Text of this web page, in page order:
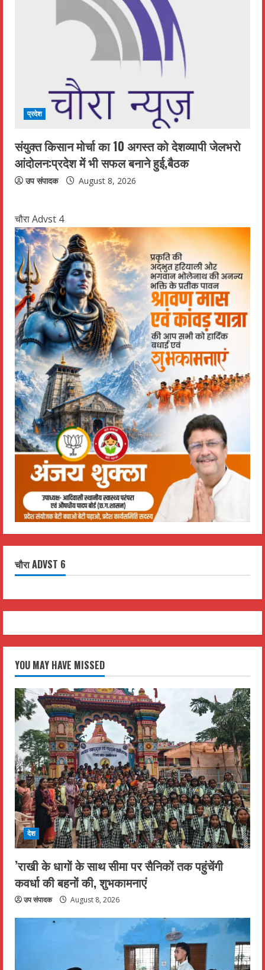
प्रदेश
संयुक्त किसान मोर्चा का 10 अगस्त को देशव्यापी जेलभरो
आंदोलन:प्रदेश में भी सफल बनाने हुई,बैठक
उप संपादक August 8, 2026
चौरा Advst 4
चौरा ADVST 6
YOU MAY HAVE MISSED
देश
’राखी के धागों के साथ सीमा पर सैनिकों तक पहुंचेंगी
कवर्धा की बहनों की, शुभकामनाएं
उप संपादक August 8, 2026